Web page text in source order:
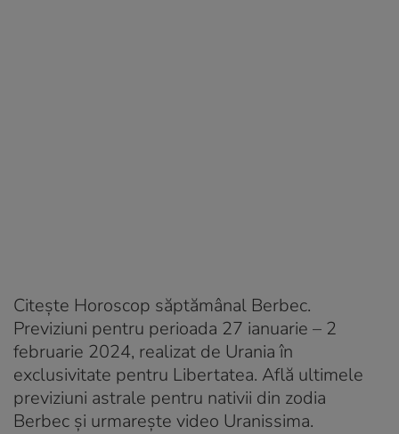
Citește Horoscop săptămânal Berbec.
Previziuni pentru perioada 27 ianuarie – 2
februarie 2024, realizat de Urania în
exclusivitate pentru Libertatea. Află ultimele
previziuni astrale pentru nativii din zodia
Berbec și urmarește video Uranissima.